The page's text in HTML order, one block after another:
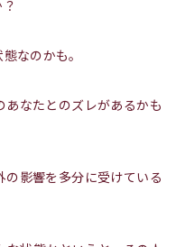
なのかも。
なたとのズレがあるかも
影響を多分に受けている